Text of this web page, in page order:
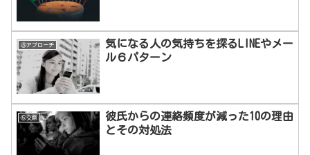
③アプローチ
気になる人の気持ちを探るLINEやメー
ル６パターン
⑤交際
彼氏からの連絡頻度が減った10の理由
とその対処法